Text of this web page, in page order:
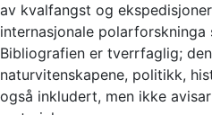
av kvalfangst og
internasjonale polarforskninga
Bibliografien er tverrfaglig;
naturvitenskapene, politikk,
også inkludert, men ikke